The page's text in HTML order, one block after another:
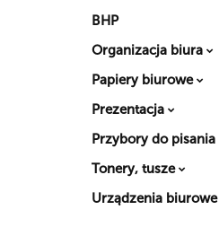
BHP
Organizacja biura
Papiery biurowe
Prezentacja
Przybory do pisania
Tonery, tusze
Urządzenia biurowe